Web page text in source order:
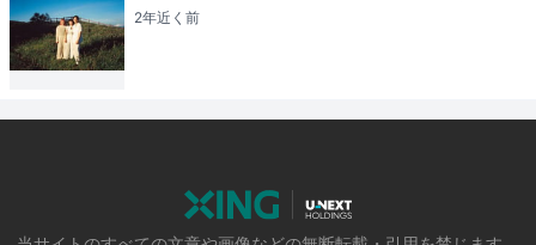
2年近く 前